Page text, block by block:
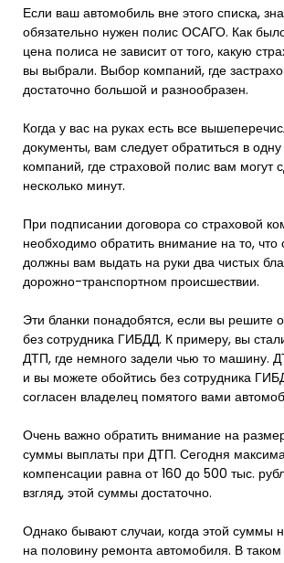
Если ваш автомобиль вне этого списка,
обязательно нужен полис ОСАГО. Как
цена полиса не зависит от того, какую
вы выбрали. Выбор компаний, где
достаточно большой и разнообразен.
Когда у вас на руках есть все
документы, вам следует обратиться в
компаний, где страховой полис вам могут
несколько минут.
При подписании договора со страховой
необходимо обратить внимание на то, что
должны вам выдать на руки два чистых
дорожно-транспортном происшествии.
Эти бланки понадобятся, если вы решите
без сотрудника ГИБДД. К примеру, вы
ДТП, где немного задели чью то машину.
и вы можете обойтись без сотрудника
согласен владелец помятого вами
Очень важно обратить внимание на
суммы выплаты при ДТП. Сегодня
компенсации равна от 160 до 500 тыс.
взгляд, этой суммы достаточно.
Однако бывают случаи, когда этой суммы
на половину ремонта автомобиля. В таком